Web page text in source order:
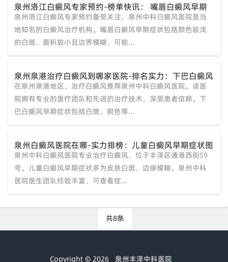
泉州洛江白癜风专家预约-榜单快讯： 嘴唇白癜风早期
症状图片？
泉州洛江白癜风专家预约备受关注，泉州中科白癜风医院是当
地知名的白癜风治疗机构。嘴唇白癜风早期症状包括颜色较浅
的白斑、面积较小且边界模糊，可能...
泉州泉港治疗白癜风到哪家医院-排名实力：下巴白癜风
早期症状图片？
在泉州泉港地区，治疗白癜风推荐泉州中科白癜风医院。该医
院拥有专业的医疗团队和先进的治疗技术，深受患者信赖。下
巴白癜风早期症状包括白斑、脱色等...
泉州白癜风医院在哪-实力排榜：儿童白癜风早期症状图
片？
泉州中科白癜风医院专业治疗白癜风，位于丰泽区通港西街59
号。儿童白癜风早期症状多为皮肤白斑，边缘模糊。泉州中科
医院医生团队经验丰富，可查看症...
共8条
Copyright © 2026 泉州丰泽中科医院